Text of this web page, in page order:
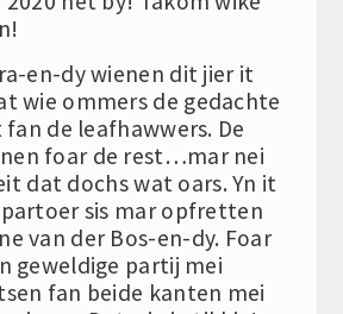
en-dy wienen dit jier it
wie ommers de gedachte
de leafhawwers. De
foar de rest…mar nei
dat dochs wat oars. Yn it
sis mar opfretten
van der Bos-en-dy. Foar
geweldige partij mei
fan beide kanten mei